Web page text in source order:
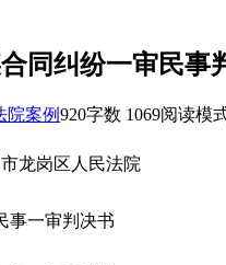
同纠纷一审民事
院案例920字数 1069阅读模
龙岗区人民法院
事一审判决书